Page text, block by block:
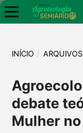
INÍCIO / ARQUIVOS
debate
Mulher